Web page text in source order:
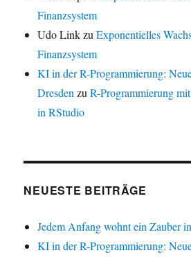
Finanzsystem
Udo LinkzuExponentielles
Finanzsystem
KI in der R-Programmierung:
Dresden zuR-Programmierung
in RStudio
NEUESTE BEITRÄGE
Jedem Anfang wohnt ein Zauber
KI in der R-Programmierung: